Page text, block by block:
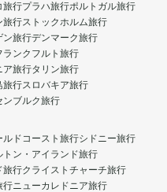
旅行プラハ旅行ポルトガル旅行
旅行ストックホルム旅行
ン旅行デンマーク旅行
ランクフルト旅行
ア旅行タリン旅行
旅行スロバキア旅行
ンブルク旅行
ルドコースト旅行シドニー旅行
トン・アイランド旅行
旅行クライストチャーチ旅行
行ニューカレドニア旅行